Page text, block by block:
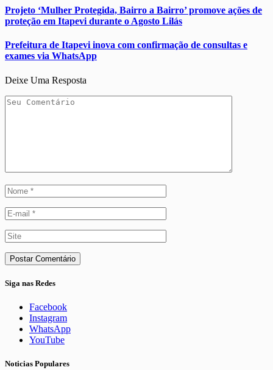
Projeto ‘Mulher Protegida, Bairro a Bairro’ promove ações de
proteção em Itapevi durante o Agosto Lilás
Prefeitura de Itapevi inova com confirmação de consultas e
exames via WhatsApp
Deixe Uma Resposta
Siga nas Redes
Facebook
Instagram
WhatsApp
YouTube
Noticias Populares